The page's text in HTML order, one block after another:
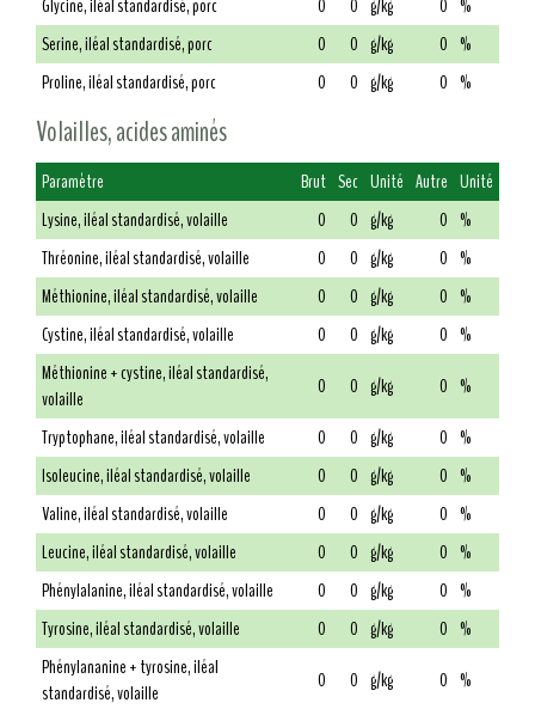
Glycine, iléal standardisé, porc
0 0 g/kg 0 %
Serine, iléal standardisé, porc
0 0 g/kg 0 %
Proline, iléal standardisé, porc
0 0 g/kg 0 %
Volailles, acides aminés
Paramètre Brut Sec Unité Autre Unité
Lysine, iléal standardisé, volaille
0 0 g/kg 0 %
Thréonine, iléal standardisé, volaille
0 0 g/kg 0 %
Méthionine, iléal standardisé, volaille
0 0 g/kg 0 %
Cystine, iléal standardisé, volaille
0 0 g/kg 0 %
Méthionine + cystine, iléal standardisé,
volaille
0 0 g/kg 0 %
Tryptophane, iléal standardisé, volaille
0 0 g/kg 0 %
Isoleucine, iléal standardisé, volaille
0 0 g/kg 0 %
Valine, iléal standardisé, volaille
0 0 g/kg 0 %
Leucine, iléal standardisé, volaille
0 0 g/kg 0 %
Phénylalanine, iléal standardisé, volaille
0 0 g/kg 0 %
Tyrosine, iléal standardisé, volaille
0 0 g/kg 0 %
Phénylananine + tyrosine, iléal
standardisé, volaille
0 0 g/kg 0 %